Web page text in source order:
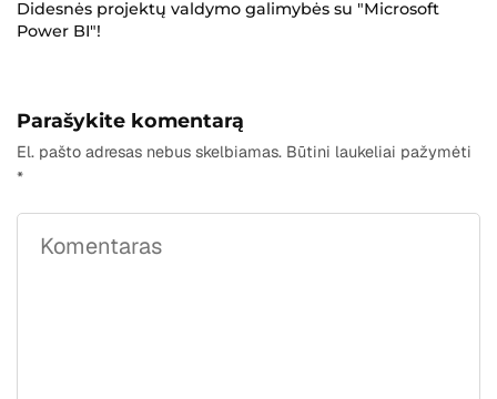
Didesnės projektų valdymo galimybės su "Microsoft
Power BI"!
Parašykite komentarą
El. pašto adresas nebus skelbiamas. Būtini laukeliai pažymėti
*